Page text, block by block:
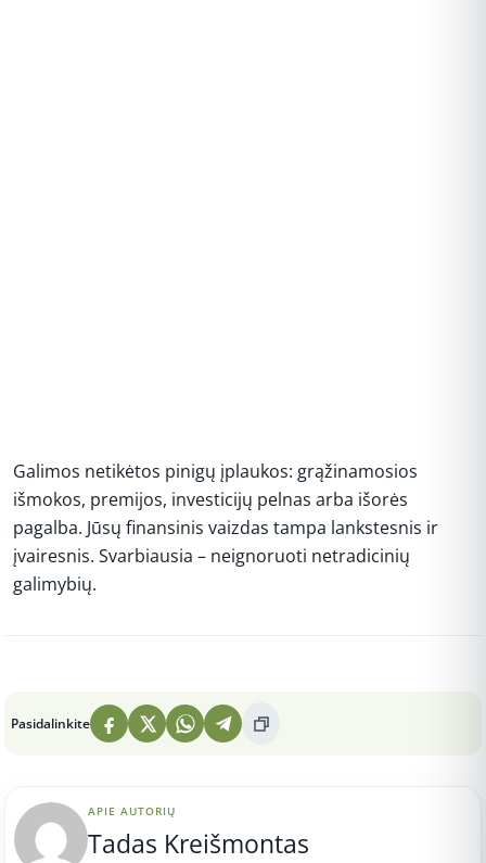
Galimos netikėtos pinigų įplaukos: grąžinamosios
išmokos, premijos, investicijų pelnas arba išorės
pagalba. Jūsų finansinis vaizdas tampa lankstesnis ir
įvairesnis. Svarbiausia – neignoruoti netradicinių
galimybių.
Pasidalinkite
APIE AUTORIŲ
Tadas Kreišmontas